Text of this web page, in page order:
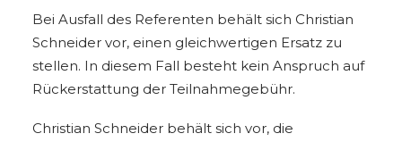
Bei Ausfall des Referenten behält sich Christian
Schneider vor, einen gleichwertigen Ersatz zu
stellen. In diesem Fall besteht kein Anspruch auf
Rückerstattung der Teilnahmegebühr.
Christian Schneider behält sich vor, die